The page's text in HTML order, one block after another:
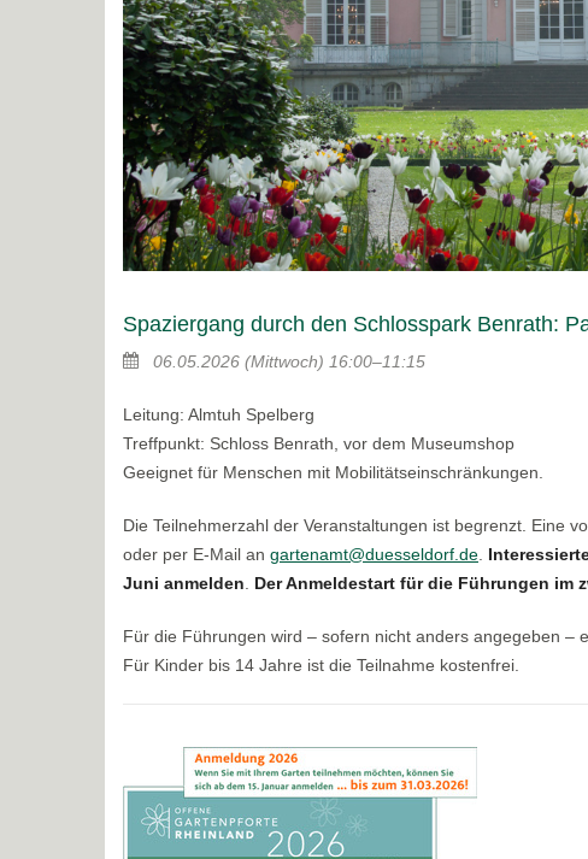
Spaziergang durch den Schlosspark Benrath:
06.05.2026 (Mittwoch) 16:00–11:15
Leitung: Almtuh Spelberg
Treffpunkt: Schloss Benrath, vor dem Museumshop
Geeignet für Menschen mit Mobilitätseinschränkungen.
Die Teilnehmerzahl der Veranstaltungen ist begrenzt. Eine
oder per E-Mail an gartenamt@duesseldorf.de
Juni anmelden
Der Anmeldestart für die Führungen im
Für die Führungen wird – sofern nicht anders angegeben –
Für Kinder bis 14 Jahre ist die Teilnahme kostenfrei.